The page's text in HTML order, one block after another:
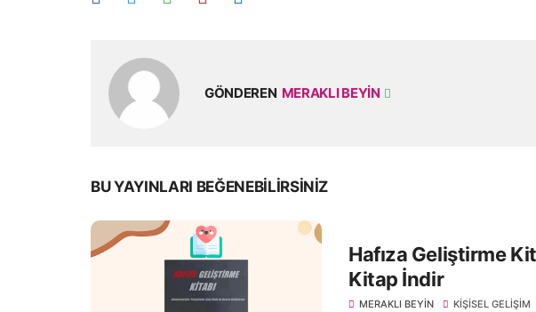
GÖNDEREN MERAKLI BEYIN
BU YAYINLARI BEĞENEBILIRSINIZ
Hafıza Geliştirme
Kitap İndir
MERAKLI BEYIN KIŞISEL GELIŞIM